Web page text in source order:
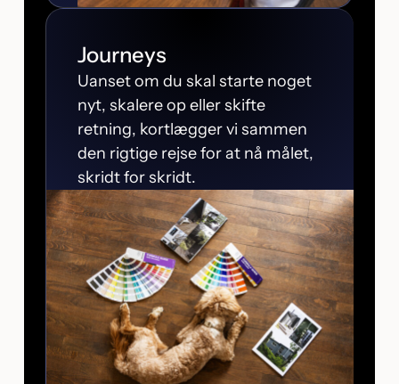
Journeys
Uanset om du skal starte noget
nyt, skalere op eller skifte
retning, kortlægger vi sammen
den rigtige rejse for at nå målet,
skridt for skridt.